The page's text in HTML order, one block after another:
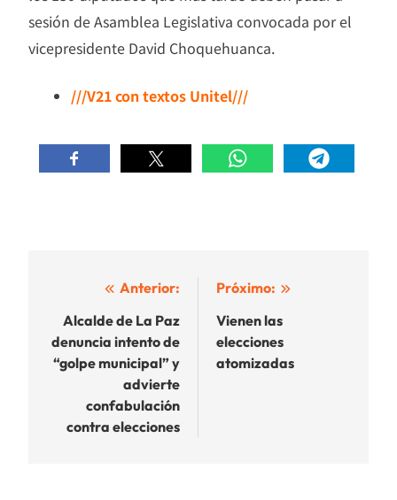
sesión de Asamblea Legislativa convocada por el
vicepresidente David Choquehuanca.
///V21 con textos Unitel///
Navegación
de
entradas
Anterior:
Alcalde de La Paz
denuncia intento de
“golpe municipal” y
advierte
confabulación
contra elecciones
Próximo:
Vienen las
elecciones
atomizadas